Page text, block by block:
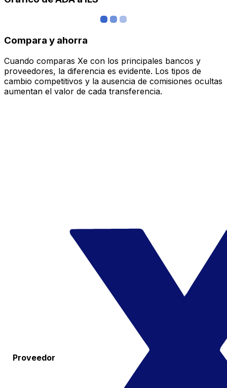
Compara y ahorra
Cuando comparas Xe con los principales bancos y
proveedores, la diferencia es evidente. Los tipos de
cambio competitivos y la ausencia de comisiones ocultas
aumentan el valor de cada transferencia.
Proveedor